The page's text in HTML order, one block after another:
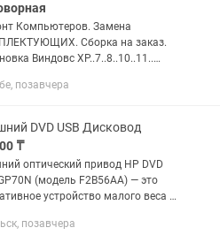
Компьютеров. Замена
Сборка на заказ.
Виндовс XP..7..8..10..11..
Драйверов. Сопутствующих
позавчера
DVD USB Дисковод
₸
оптический привод HP DVD
(модель F2B56AA) — это
устройство малого веса в
привода: Внешний DVD-
позавчера